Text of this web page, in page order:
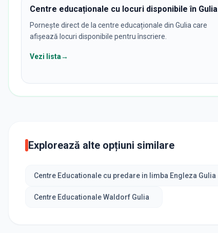
Centre educaționale cu locuri disponibile în Gulia
Pornește direct de la centre educaționale din Gulia care
afișează locuri disponibile pentru înscriere.
Vezi lista→
Explorează alte opțiuni similare
Centre Educationale cu predare in limba Engleza Gulia
Centre Educationale Waldorf Gulia